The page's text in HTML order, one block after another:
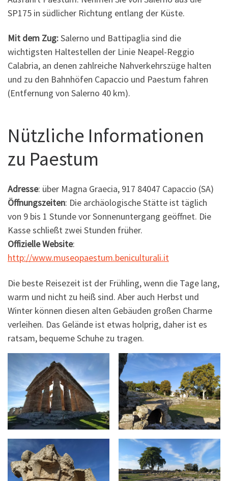
SP175 in südlicher Richtung entlang der Küste.
Mit dem Zug:Salerno und Battipaglia sind die
wichtigsten Haltestellen der Linie Neapel-Reggio
Calabria, an denen zahlreiche Nahverkehrszüge halten
und zu den Bahnhöfen Capaccio und Paestum fahren
(Entfernung von Salerno 40 km).
Nützliche Informationen
zu Paestum
Adresse: über Magna Graecia, 917 84047 Capaccio (SA)
Öffnungszeiten: Die archäologische Stätte ist täglich
von 9 bis 1 Stunde vor Sonnenuntergang geöffnet. Die
Kasse schließt zwei Stunden früher.
Offizielle Website:
http://www.museopaestum.beniculturali.it
Die beste Reisezeit ist der Frühling, wenn die Tage lang,
warm und nicht zu heiß sind. Aber auch Herbst und
Winter können diesen alten Gebäuden großen Charme
verleihen. Das Gelände ist etwas holprig, daher ist es
ratsam, bequeme Schuhe zu tragen.